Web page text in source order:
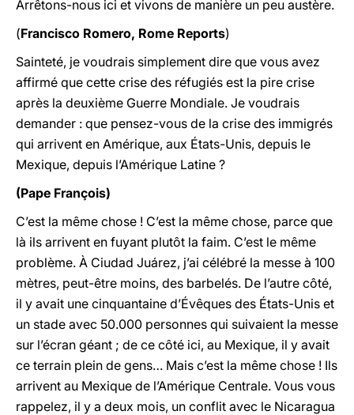
Arrêtons-nous ici et vivons de manière un peu austère.
(Francisco Romero, Rome Reports)
Sainteté, je voudrais simplement dire que vous avez
affirmé que cette crise des réfugiés est la pire crise
après la deuxième Guerre Mondiale. Je voudrais
demander : que pensez-vous de la crise des immigrés
qui arrivent en Amérique, aux États-Unis, depuis le
Mexique, depuis l’Amérique Latine ?
(Pape François)
C’est la même chose ! C’est la même chose, parce que
là ils arrivent en fuyant plutôt la faim. C’est le même
problème. À Ciudad Juárez, j’ai célébré la messe à 100
mètres, peut-être moins, des barbelés. De l’autre côté,
il y avait une cinquantaine d’Évêques des États-Unis et
un stade avec 50.000 personnes qui suivaient la messe
sur l’écran géant ; de ce côté ici, au Mexique, il y avait
ce terrain plein de gens… Mais c’est la même chose ! Ils
arrivent au Mexique de l’Amérique Centrale. Vous vous
rappelez, il y a deux mois, un conflit avec le Nicaragua